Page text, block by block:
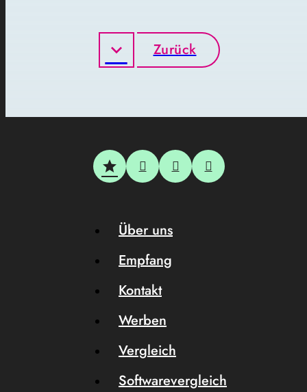
Zurück
Über uns
Empfang
Kontakt
Werben
Vergleich
Softwarevergleich